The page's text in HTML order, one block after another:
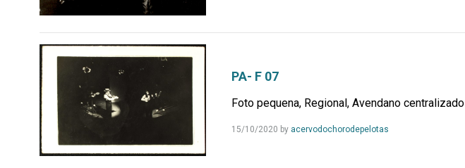
PA- F 07
Foto pequena, Regional, Avendano centralizado
15/10/2020 by acervodochorodepelotasLeia